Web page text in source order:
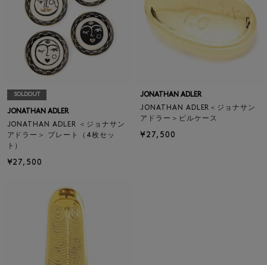
SOLDOUT
JONATHAN ADLER
JONATHAN ADLER ＜ジョナサン
アドラー＞ プレート（4枚セッ
ト）
¥27,500
JONATHAN ADLER
JONATHAN ADLER＜ジョナサン
アドラー＞ピルケース
¥27,500